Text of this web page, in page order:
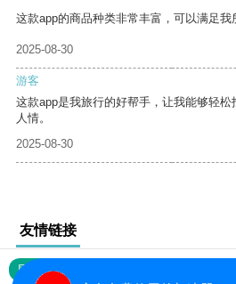
这款app的商品种类非常丰富，可以满足我
2025-08-30
游客
这款app是我旅行的好帮手，让我能够轻
人情。
2025-08-30
友情链接
网站地图